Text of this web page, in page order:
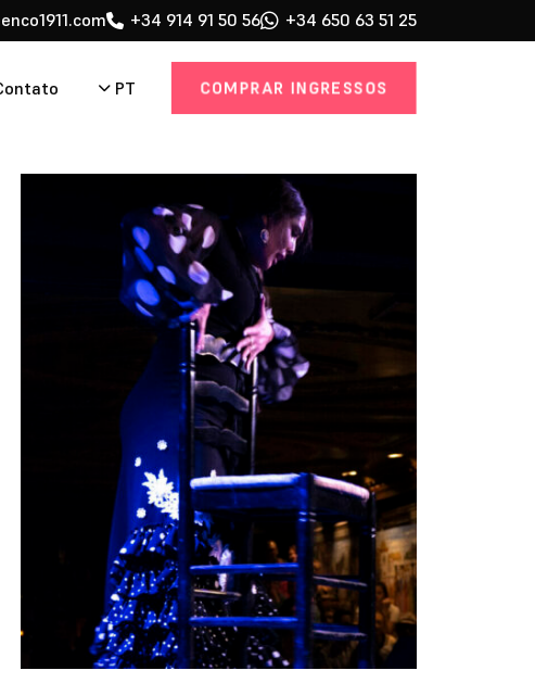
+34 914 91 50 56 +34 650 63 51 25
PT COMPRAR INGRESSOS